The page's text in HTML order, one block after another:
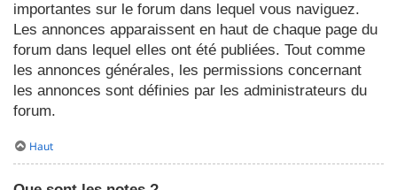
importantes sur le forum dans lequel vous naviguez.
Les annonces apparaissent en haut de chaque page du
forum dans lequel elles ont été publiées. Tout comme
les annonces générales, les permissions concernant
les annonces sont définies par les administrateurs du
forum.
Haut